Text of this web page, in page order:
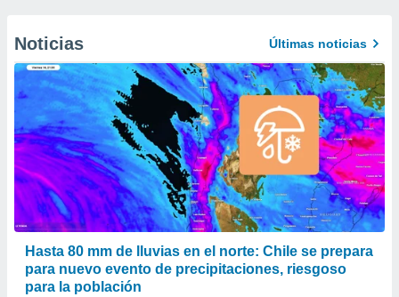
Noticias Últimas noticias
Hasta 80 mm de lluvias en el norte: Chile se prepara
para nuevo evento de precipitaciones, riesgoso
para la población